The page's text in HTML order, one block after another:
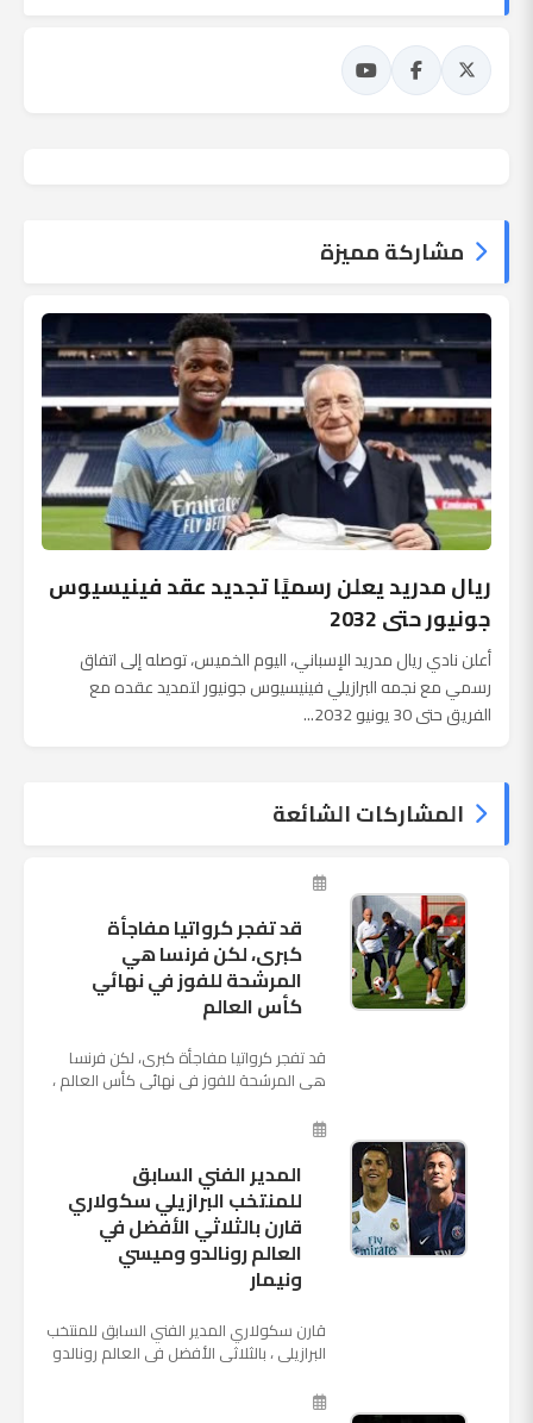
مشاركة مميزة
ريال مدريد يعلن رسميًا تجديد عقد فينيسيوس
جونيور حتى 2032
أعلن نادي ريال مدريد الإسباني، اليوم الخميس، توصله إلى اتفاق
رسمي مع نجمه البرازيلي فينيسيوس جونيور لتمديد عقده مع
الفريق حتى 30 يونيو 2032...
المشاركات الشائعة
قد تفجر كرواتيا مفاجأة
كبرى، لكن فرنسا هي
المرشحة للفوز في نهائي
كأس العالم
قد تفجر كرواتيا مفاجأة كبرى، لكن فرنسا
هي المرشحة للفوز في نهائي كأس العالم ،
الروسية في يوم شديد الح...
المدير الفني السابق
للمنتخب البرازيلي سكولاري
قارن بالثلاثي الأفضل في
العالم رونالدو وميسي
ونيمار
قارن سكولاري المدير الفني السابق للمنتخب
البرازيلي ، بالثلاثي الأفضل في العالم رونالدو
نجم ...